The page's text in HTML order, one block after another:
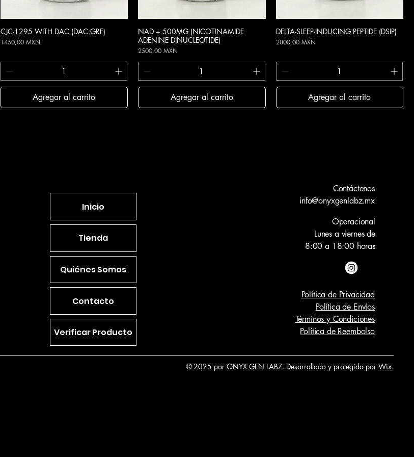
Vista rápida
CJC-1295 WITH DAC (DAC:GRF)
Precio
1450,00 MXN
Agregar al carrito
Vista rápida
NAD + 500MG (NICOTINAMIDE
ADENINE DINUCLEOTIDE)
Precio
2500,00 MXN
Agregar al carrito
Vista rápida
DELTA-SLEEP-INDUCING PEPTIDE (DSIP)
Precio
2800,00 MXN
Agregar al carrito
Inicio
Tienda
Quiénes Somos
Contacto
Verificar Producto
Contáctenos
info@onyxgenlabz.mx
Operacional
Lunes a viernes de
8:00 a 18:00 horas
Política de Privacidad
Política de Envíos
Términos y Condiciones
Política de Reembolso
© 2025 por ONYX GEN LABZ. Desarrollado y protegido por Wix.